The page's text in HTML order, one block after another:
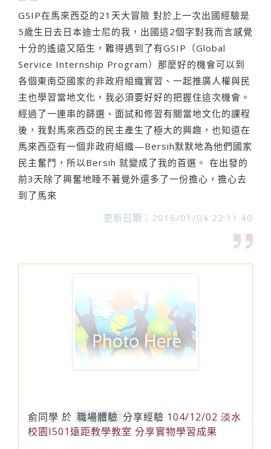
GSIP在馬來西亞的21天大冒險 對於上一次出國經驗是
5歲生日去日本迪士尼的我，出國這2個字對我而言感覺
十分的遙遠又陌生，難得遇到了有GSIP（Global
Service Internship Program）那麼好的機會可以到
各個東南亞國家的非政府組織實習、一起推廣人權與民
主也學習當地文化，我必須要好好的把握住這次機會。
經過了一連串的篩選、面試和修習有關當地文化的課程
後，我對馬來西亞的民主產生了極大的興趣，也知道在
馬來西亞有一個非政府組織—Bersih默默地為他們國家
民主奮鬥，所以Bersih 就變成了我的首選。 在出發的
前3天除了興奮地睡不著覺外還多了一份擔心，擔心去
到了馬來
更新日期：2016/01/04 22:11:40
俞同學 於 職場體驗 分享經驗 104/12/02 淡水
校園I501遠距教學教室 分享實物學習成果